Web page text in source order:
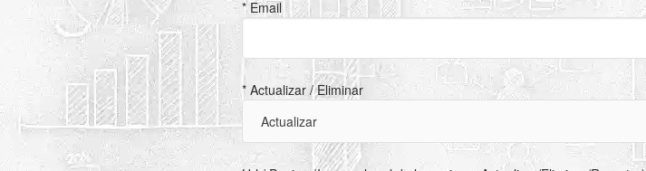
* Email
* Actualizar / Eliminar